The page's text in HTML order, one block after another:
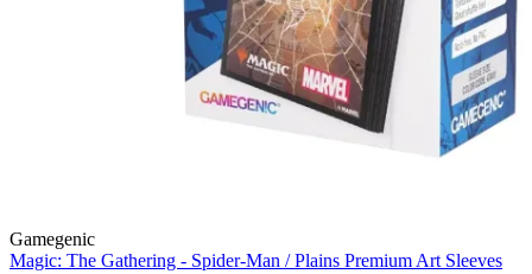
Gamegenic
Magic: The Gathering - Spider-Man / Plains Premium Art Sleeves